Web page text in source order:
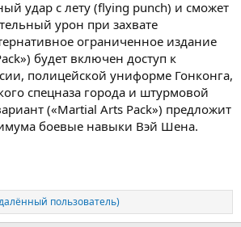
удар с лету (flying punch) и сможет
урон при захвате
ограниченное издание
будет включен доступ к
полицейской униформе Гонконга,
спецназа города и штурмовой
(«Martial Arts Pack») предложит
боевые навыки Вэй Шена.
пользователь)